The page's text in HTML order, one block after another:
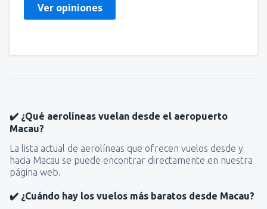
Ver opiniones
✔️ ¿Qué aerolíneas vuelan desde el aeropuerto
Macau?
La lista actual de aerolíneas que ofrecen vuelos desde y
hacia Macau se puede encontrar directamente en nuestra
página web.
✔️ ¿Cuándo hay los vuelos más baratos desde Macau?